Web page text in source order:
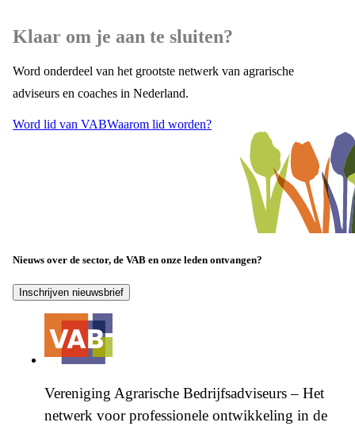
Klaar om je aan te sluiten?
Word onderdeel van het grootste netwerk van agrarische
adviseurs en coaches in Nederland.
Word lid van VABWaarom lid worden?
Nieuws over de sector, de VAB en onze leden ontvangen?
Inschrijven nieuwsbrief
Vereniging Agrarische Bedrijfsadviseurs – Het
netwerk voor professionele ontwikkeling in de